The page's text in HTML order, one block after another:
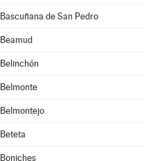
Bascuñana de San Pedro
Beamud
Belinchón
Belmonte
Belmontejo
Beteta
Boniches